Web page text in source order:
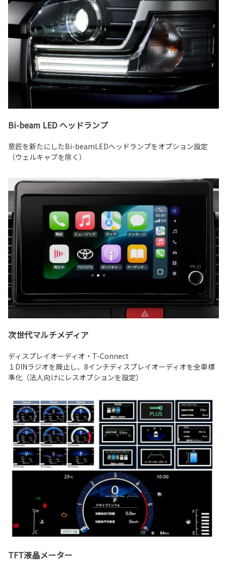
Bi-beam LED ヘッドランプ
意匠を新たにしたBi-beamLEDヘッドランプをオプション設定
（ウェルキャブを除く）
次世代マルチメディア
ディスプレイオーディオ・T-Connect
１DINラジオを廃止し、8インチディスプレイオーディオを全車標
準化（法人向けにレスオプションを設定）
TFT液晶メーター